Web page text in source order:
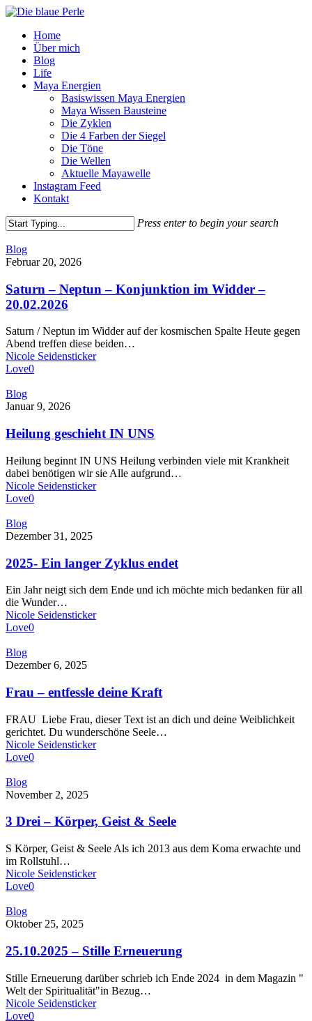
Skip
main
content
Menu
Home
Über mich
Blog
Life
Maya Energien
Basiswissen Maya Energien
Maya Wissen Bausteine
Die Zyklen
Die 4 Farben der Siegel
Die Töne
Die Wellen
Aktuelle Mayawelle
Instagram Feed
Kontakt
Press enter to begin your search
Search
Saturn
–
–
Konjunktion
im
–
20.02.2026
Blog
Februar 20, 2026
Saturn – Neptun – Konjunktion im Widder –
20.02.2026
Saturn / Neptun im Widder auf der kosmischen Spalte Heute gegen
Abend treffen diese beiden…
Nicole Seidensticker
Love0
Heilung
geschieht
UNS
Blog
Januar 9, 2026
Heilung geschieht IN UNS
Heilung beginnt IN UNS Heilung verbinden viele mit Krankheit
dabei benötigen wir sie Alle aufgrund…
Nicole Seidensticker
Love0
2025-
Ein
Zyklus
endet
Blog
Dezember 31, 2025
2025- Ein langer Zyklus endet
Ein Jahr neigt sich dem Ende und ich möchte mich bedanken für all
die Wunder…
Nicole Seidensticker
Love0
Frau
–
deine
Kraft
Blog
Dezember 6, 2025
Frau – entfessle deine Kraft
FRAU Liebe Frau, dieser Text ist an dich und deine Weiblichkeit
gerichtet. Du wunderschöne Seele…
Nicole Seidensticker
Love0
3
Drei
Körper,
&
Seele
Blog
November 2, 2025
3 Drei – Körper, Geist & Seele
S Körper, Geist & Seele Als ich 2013 aus dem Koma erwachte und
im Rollstuhl…
Nicole Seidensticker
Love0
25.10.2025
–
Erneuerung
Blog
Oktober 25, 2025
25.10.2025 – Stille Erneuerung
Stille Erneuerung darüber schrieb ich Ende 2024 in dem Magazin "
Welt der Spiritualität"in Bezug…
Nicole Seidensticker
Love0